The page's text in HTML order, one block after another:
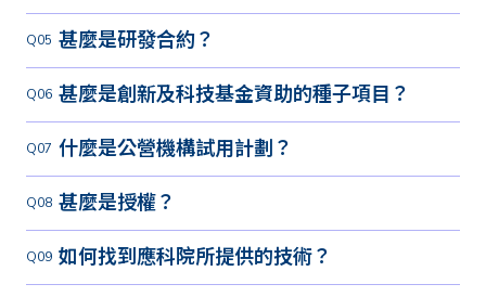
甚麼是研發合約？
甚麼是創新及科技基金資助的種子項目？
什麼是公營機構試用計劃？
甚麼是授權？
如何找到應科院所提供的技術？